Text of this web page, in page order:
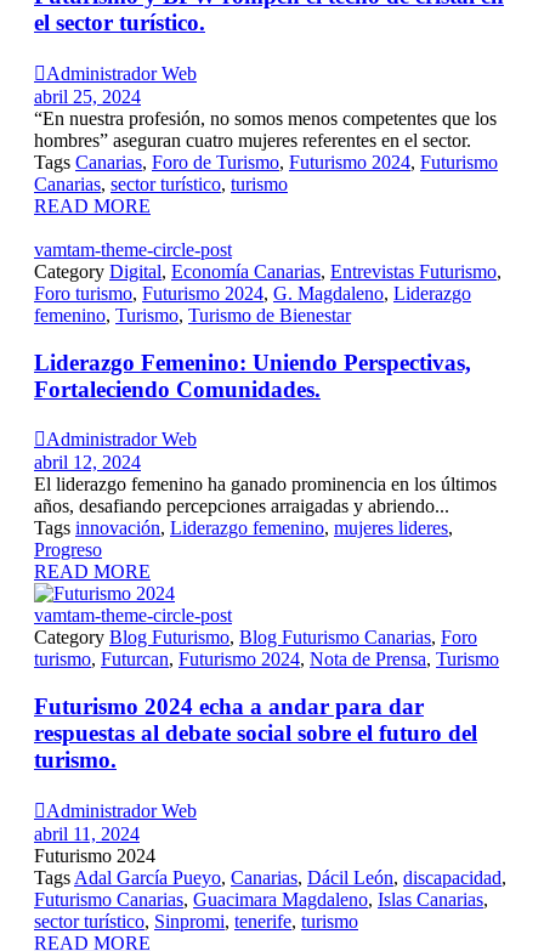
el sector turístico.
Administrador Web
abril 25, 2024
“En nuestra profesión, no somos menos competentes que los
hombres” aseguran cuatro mujeres referentes en el sector.
Tags Canarias, Foro de Turismo, Futurismo 2024, Futurismo
Canarias, sector turístico, turismo
READ MORE
vamtam-theme-circle-post
Category Digital, Economía Canarias, Entrevistas Futurismo,
Foro turismo, Futurismo 2024, G. Magdaleno, Liderazgo
femenino, Turismo, Turismo de Bienestar
Liderazgo Femenino: Uniendo Perspectivas,
Fortaleciendo Comunidades.
Administrador Web
abril 12, 2024
El liderazgo femenino ha ganado prominencia en los últimos
años, desafiando percepciones arraigadas y abriendo...
Tags innovación, Liderazgo femenino, mujeres lideres,
Progreso
READ MORE
vamtam-theme-circle-post
Category Blog Futurismo, Blog Futurismo Canarias, Foro
turismo, Futurcan, Futurismo 2024, Nota de Prensa, Turismo
Futurismo 2024 echa a andar para dar
respuestas al debate social sobre el futuro del
turismo.
Administrador Web
abril 11, 2024
Futurismo 2024
Tags Adal García Pueyo, Canarias, Dácil León, discapacidad,
Futurismo Canarias, Guacimara Magdaleno, Islas Canarias,
sector turístico, Sinpromi, tenerife, turismo
READ MORE